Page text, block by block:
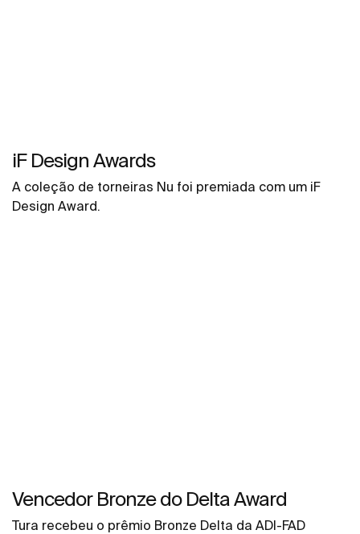
iF Design Awards
A coleção de torneiras Nu foi premiada com um iF
Design Award.
Vencedor Bronze do Delta Award
Tura recebeu o prêmio Bronze Delta da ADI-FAD